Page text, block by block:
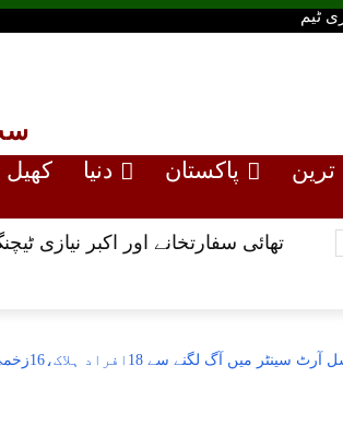
ٹیم
ترین پاکستان دنیا کھیل
تھائی سفارتخانے اور اکبر
سینٹر میں آگ لگنے سے 18افراد ہلاک،16زخمی